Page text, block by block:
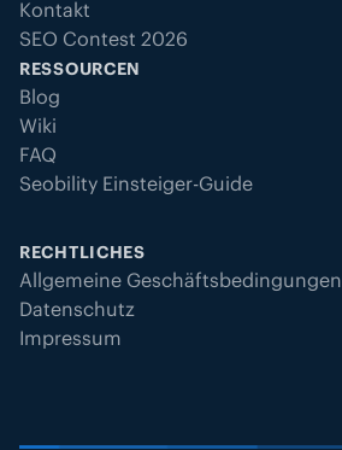
Kontakt
SEO Contest 2026
RESSOURCEN
Blog
Wiki
FAQ
Seobility Einsteiger-Guide
RECHTLICHES
Allgemeine Geschäftsbedingungen
Datenschutz
Impressum